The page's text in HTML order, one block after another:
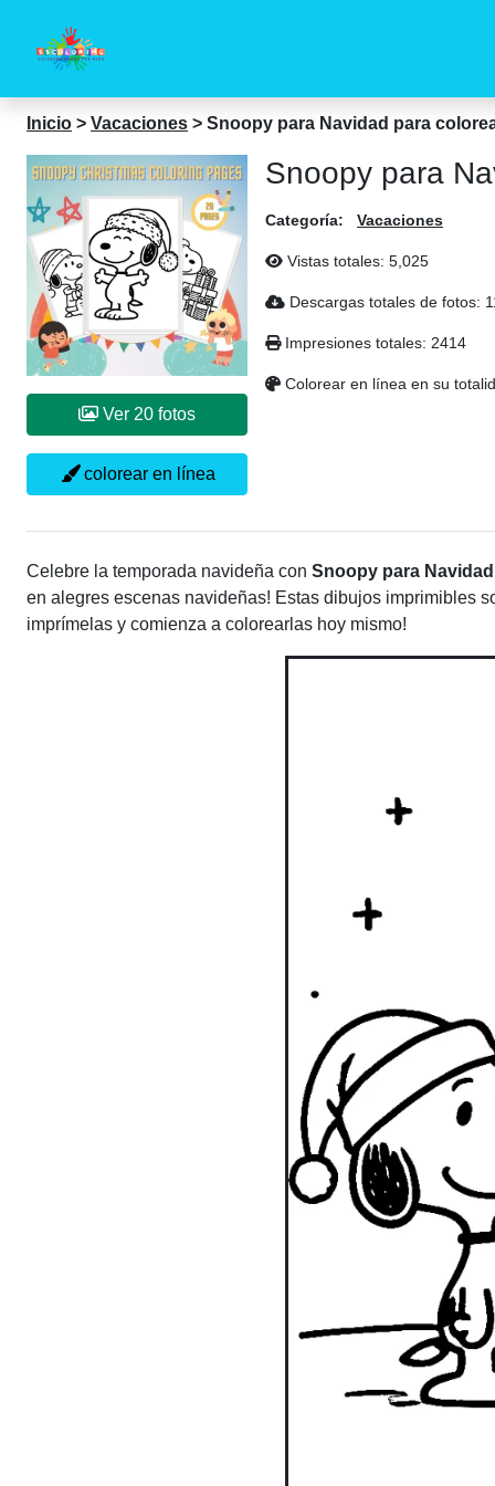
Inicio > Vacaciones > Snoopy para Navidad para
Ver 20 fotos
colorear en línea
Snoopy para
Categoría: Vacaciones
Vistas totales: 5,025
Descargas totales de fotos:
Impresiones totales: 2414
Colorear en línea en su
Celebre la temporada navideña con Snoopy para
en alegres escenas navideñas! Estas dibujos imprimibles
imprímelas y comienza a colorearlas hoy mismo!